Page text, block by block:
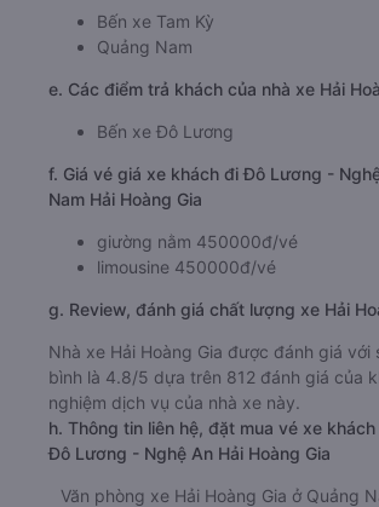
Bến xe Tam Kỳ
Quảng Nam
e. Các điểm trả khách của nhà xe Hải
Bến xe Đô Lương
f. Giá vé giá xe khách đi Đô Lương -
Nam Hải Hoàng Gia
giường nằm 450000đ/vé
limousine 450000đ/vé
g. Review, đánh giá chất lượng xe Hải
Nhà xe Hải Hoàng Gia được đánh giá với
bình là 4.8/5 dựa trên 812 đánh giá của
nghiệm dịch vụ của nhà xe này.
h. Thông tin liên hệ, đặt mua vé xe
Đô Lương - Nghệ An Hải Hoàng Gia
Văn phòng xe Hải Hoàng Gia ở Quảng